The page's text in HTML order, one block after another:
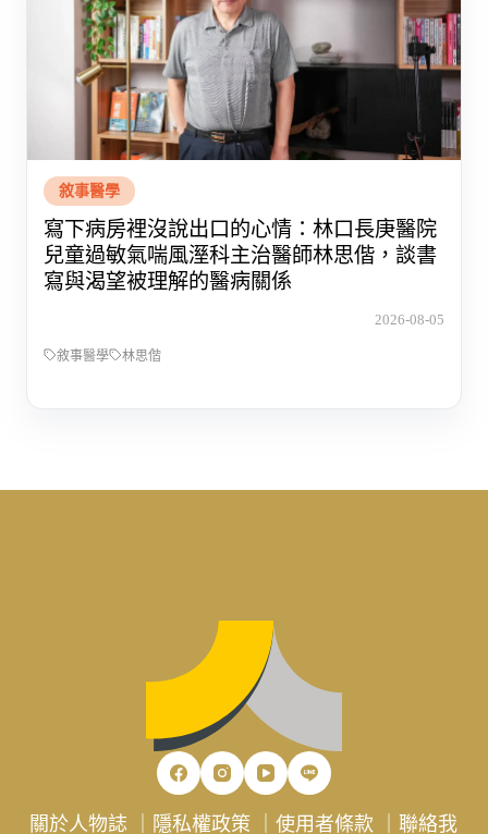
敘事醫學
寫下病房裡沒說出口的心情：林口長庚醫院
兒童過敏氣喘風溼科主治醫師林思偕，談書
寫與渴望被理解的醫病關係
2026-08-05
敘事醫學 林思偕
關於人物誌 隱私權政策 ｜使用者條款 ｜聯絡我